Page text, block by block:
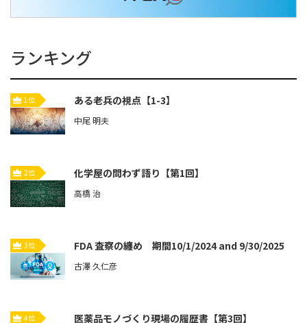
ランキング
1位 ある老兵の視点【1-3】
中尾 明夫
2位 化学屋の問わず語り【第1回】
高橋 治
3位 FDA 査察の纏め 期間10/1/2024 and 9/30/2025
古澤 久仁彦
4位 医薬品モノづくり現場の履歴書【第3回】